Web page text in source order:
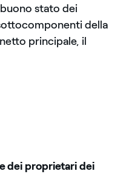
stato dei
della
principale, il
dei proprietari dei